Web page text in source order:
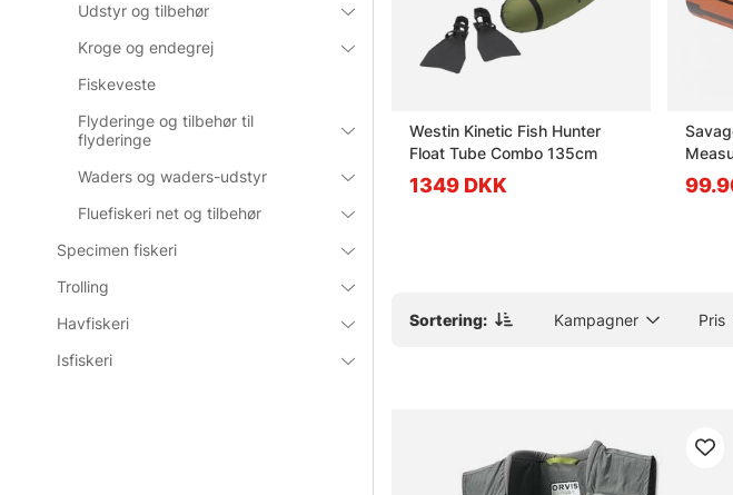
Udstyr og tilbehør
Kroge og endegrej
Fiskeveste
Flyderinge og tilbehør til
flyderinge
Waders og waders-udstyr
Fluefiskeri net og tilbehør
Specimen fiskeri
Trolling
Havfiskeri
Isfiskeri
Savage Gear Flip Wallet Rig
And Lure
104.90 DKK
Westin Kinetic Fish Hunter
Float Tube Combo 135cm
1349 DKK
Sortering: Kampagner Pris